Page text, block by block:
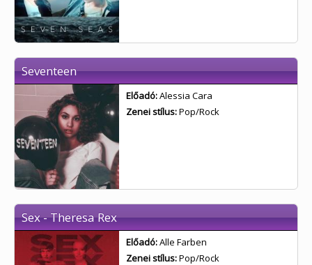
Seventeen
Előadó:Alessia Cara
Zenei stílus:Pop/Rock
Sex - Theresa Rex
Előadó:Alle Farben
Zenei stílus:Pop/Rock